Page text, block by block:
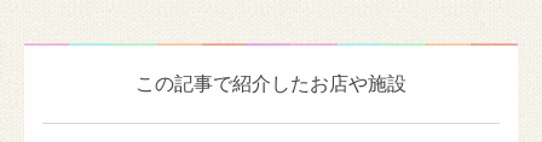
この記事で紹介したお店や施設